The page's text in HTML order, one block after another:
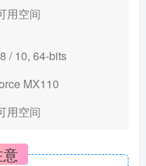
空间
10, 64-bits
MX110
空间